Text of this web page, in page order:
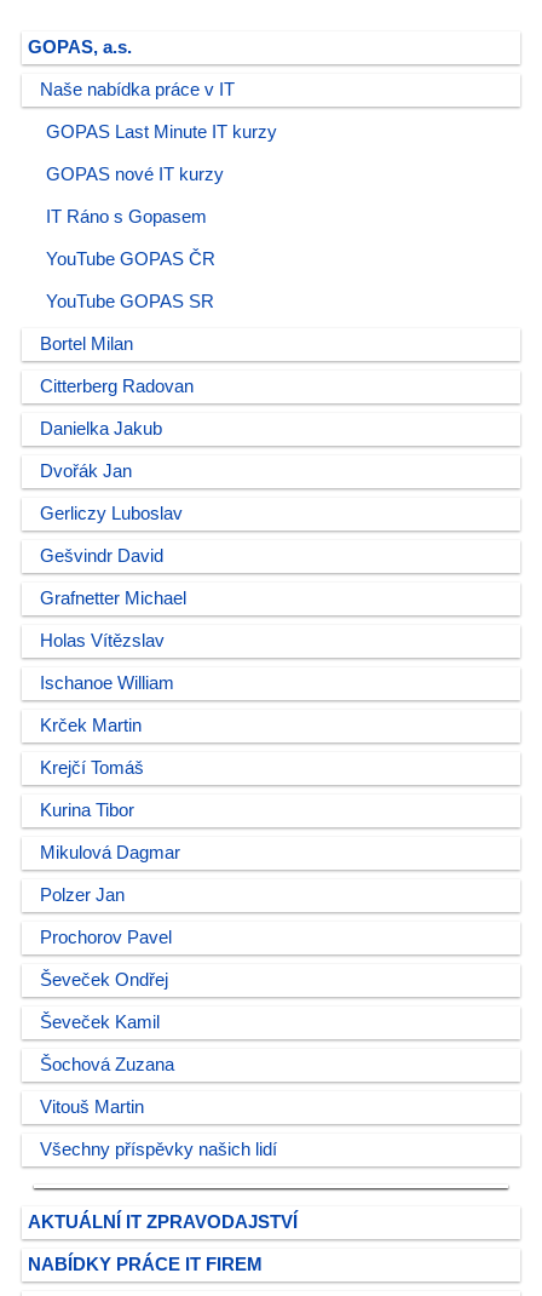
GOPAS, a.s.
Naše nabídka práce v IT
GOPAS Last Minute IT kurzy
GOPAS nové IT kurzy
IT Ráno s Gopasem
YouTube GOPAS ČR
YouTube GOPAS SR
Bortel Milan
Citterberg Radovan
Danielka Jakub
Dvořák Jan
Gerliczy Luboslav
Gešvindr David
Grafnetter Michael
Holas Vítězslav
Ischanoe William
Krček Martin
Krejčí Tomáš
Kurina Tibor
Mikulová Dagmar
Polzer Jan
Prochorov Pavel
Ševeček Ondřej
Ševeček Kamil
Šochová Zuzana
Vitouš Martin
Všechny příspěvky našich lidí
AKTUÁLNÍ IT ZPRAVODAJSTVÍ
NABÍDKY PRÁCE IT FIREM